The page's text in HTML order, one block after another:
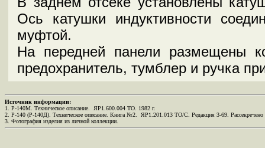
Ось катушки индуктивности
муфтой.
На передней панели размещены
предохранитель, тумблер и ручка
Источник информации:
1. Р-140М. Техническое описание. ЯР1.600.004 ТО. 1982 г.
2. Р-140 (Р-140Д). Техническое описание. Книга №2. ЯР1.201.013 ТО/С. Редакция 3-69.
3. Фотография изделия из личной коллекции.